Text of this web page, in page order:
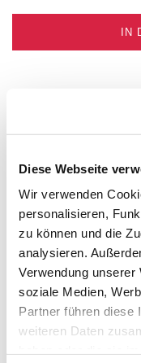
Diese Webseite
Wir verwenden
personalisieren,
zu können und die
analysieren.
Verwendung
soziale Medien,
Partner führen diese
weiteren Daten
IN
HERSTELLERINFO